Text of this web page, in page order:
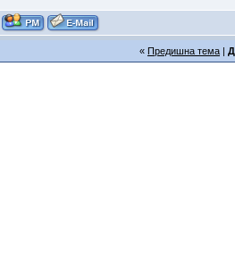
« Предишна тема|